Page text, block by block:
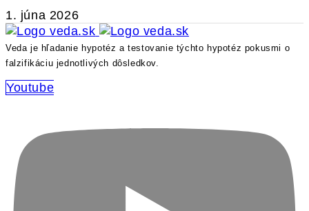
1. júna 2026
Veda je hľadanie hypotéz a testovanie týchto hypotéz pokusmi o
falzifikáciu jednotlivých dôsledkov.
Youtube